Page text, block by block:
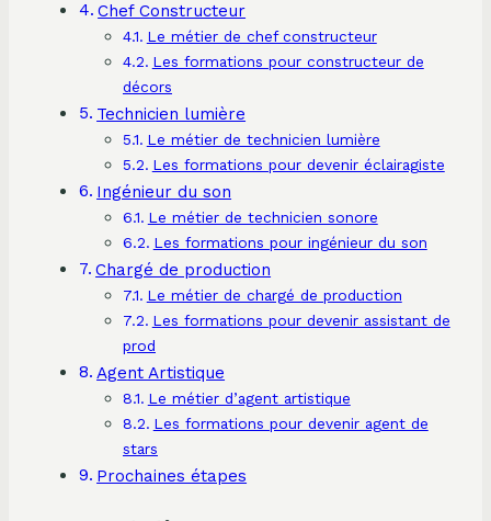
Chef Constructeur
Le métier de chef constructeur
Les formations pour constructeur de
décors
Technicien lumière
Le métier de technicien lumière
Les formations pour devenir éclairagiste
Ingénieur du son
Le métier de technicien sonore
Les formations pour ingénieur du son
Chargé de production
Le métier de chargé de production
Les formations pour devenir assistant de
prod
Agent Artistique
Le métier d’agent artistique
Les formations pour devenir agent de
stars
Prochaines étapes